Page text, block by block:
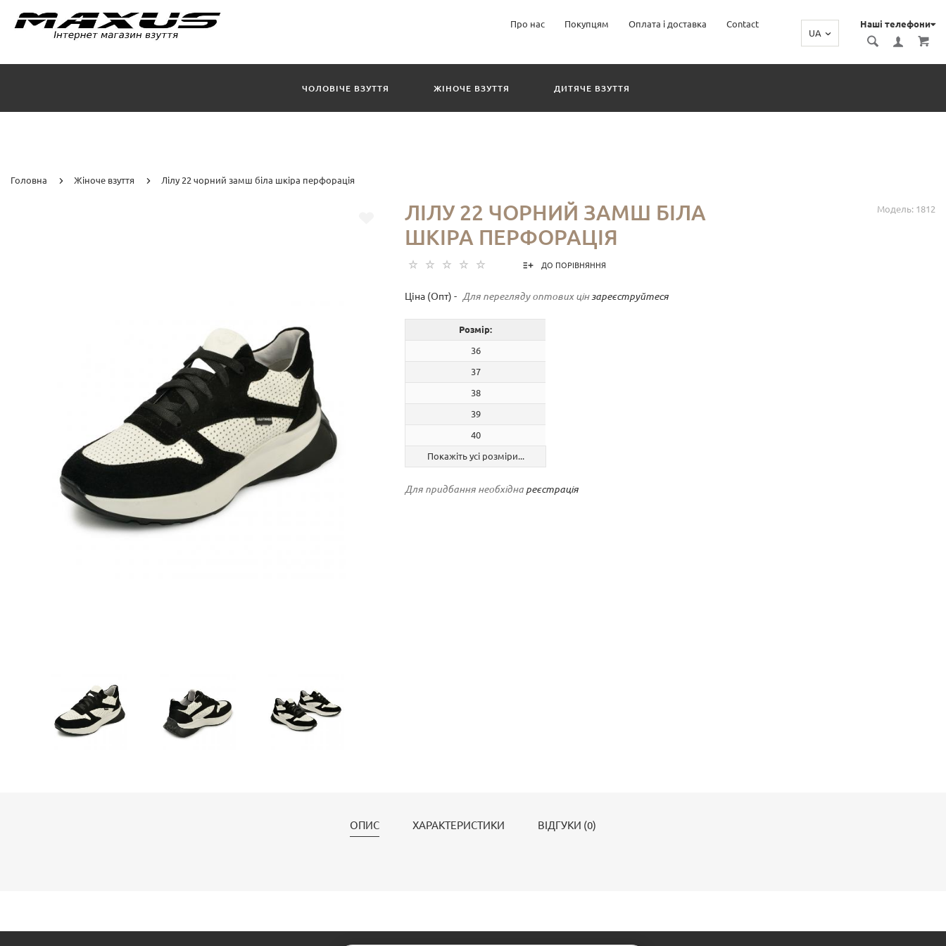
Наші телефони
UA
Про нас Покупцям Оплата і доставка Contact
ЧОЛОВІЧЕ ВЗУТТЯ ЖІНОЧЕ ВЗУТТЯ ДИТЯЧЕ ВЗУТТЯ
Головна Жіноче взуття Лілу 22 чорний замш біла шкіра перфорація
Модель: 1812
ЛІЛУ 22 ЧОРНИЙ ЗАМШ БІЛА
ШКІРА ПЕРФОРАЦІЯ
ДО ПОРІВНЯННЯ
Ціна (Опт) - Для перегляду оптових цін зареєструйтеся
Розмір:
36
37
38
39
40
Покажіть усі розміри...
Для придбання необхідна реєстрація
ОПИС ХАРАКТЕРИСТИКИ ВІДГУКИ (0)